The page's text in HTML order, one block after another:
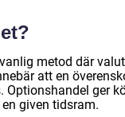
metod där
att en
ger
given tidsram.